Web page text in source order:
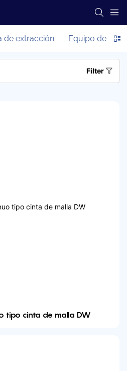
de extracción Equipo de
Filter
tipo cinta de malla DW